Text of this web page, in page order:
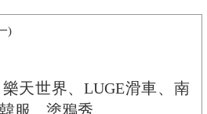
天世界、LUGE滑車、南
服、塗鴉秀
)